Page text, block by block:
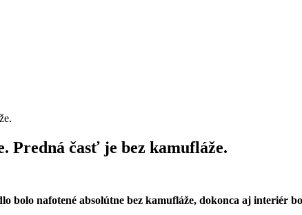
Predná časť je bez kamufláže.
bolo nafotené absolútne bez kamufláže, dokonca aj interiér